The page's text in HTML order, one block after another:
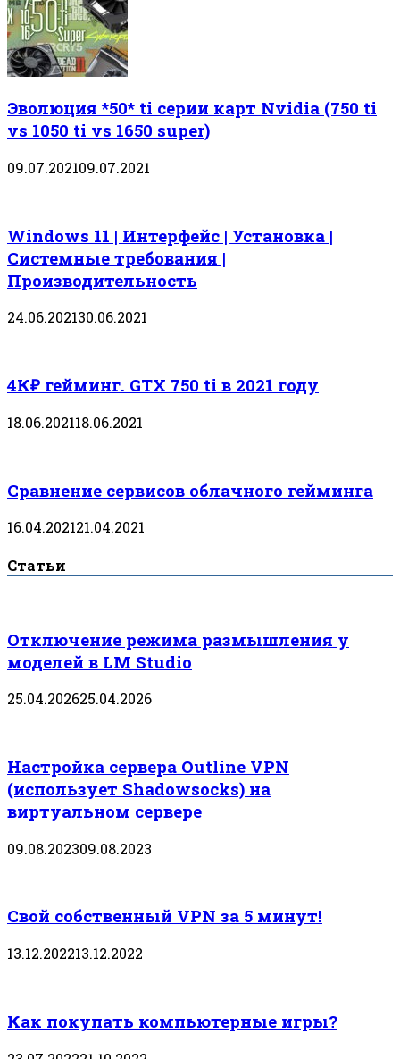
Эволюция *50* ti серии карт Nvidia (750 ti
vs 1050 ti vs 1650 super)
09.07.202109.07.2021
Windows 11 | Интерфейс | Установка |
Системные требования |
Производительность
24.06.202130.06.2021
4К₽ гейминг. GTX 750 ti в 2021 году
18.06.202118.06.2021
Сравнение сервисов облачного гейминга
16.04.202121.04.2021
Статьи
Отключение режима размышления у
моделей в LM Studio
25.04.202625.04.2026
Настройка сервера Outline VPN
(использует Shadowsocks) на
виртуальном сервере
09.08.202309.08.2023
Свой собственный VPN за 5 минут!
13.12.202213.12.2022
Как покупать компьютерные игры?